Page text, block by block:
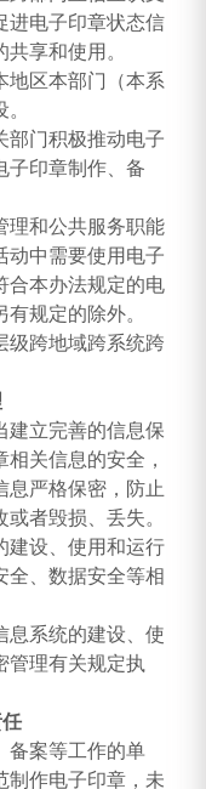
进电子印章状态信
享和使用。
地区本部门（本系
部门积极推动电子
子印章制作、备
理和公共服务职能
动中需要使用电子
合本办法规定的电
规定的除外。
级跨地域跨系统跨
建立完善的信息保
关信息的安全，
息严格保密，防止
者毁损、丢失。
建设、使用和运行
全、数据安全等相
息系统的建设、使
管理有关规定执
备案等工作的单
制作电子印章，未